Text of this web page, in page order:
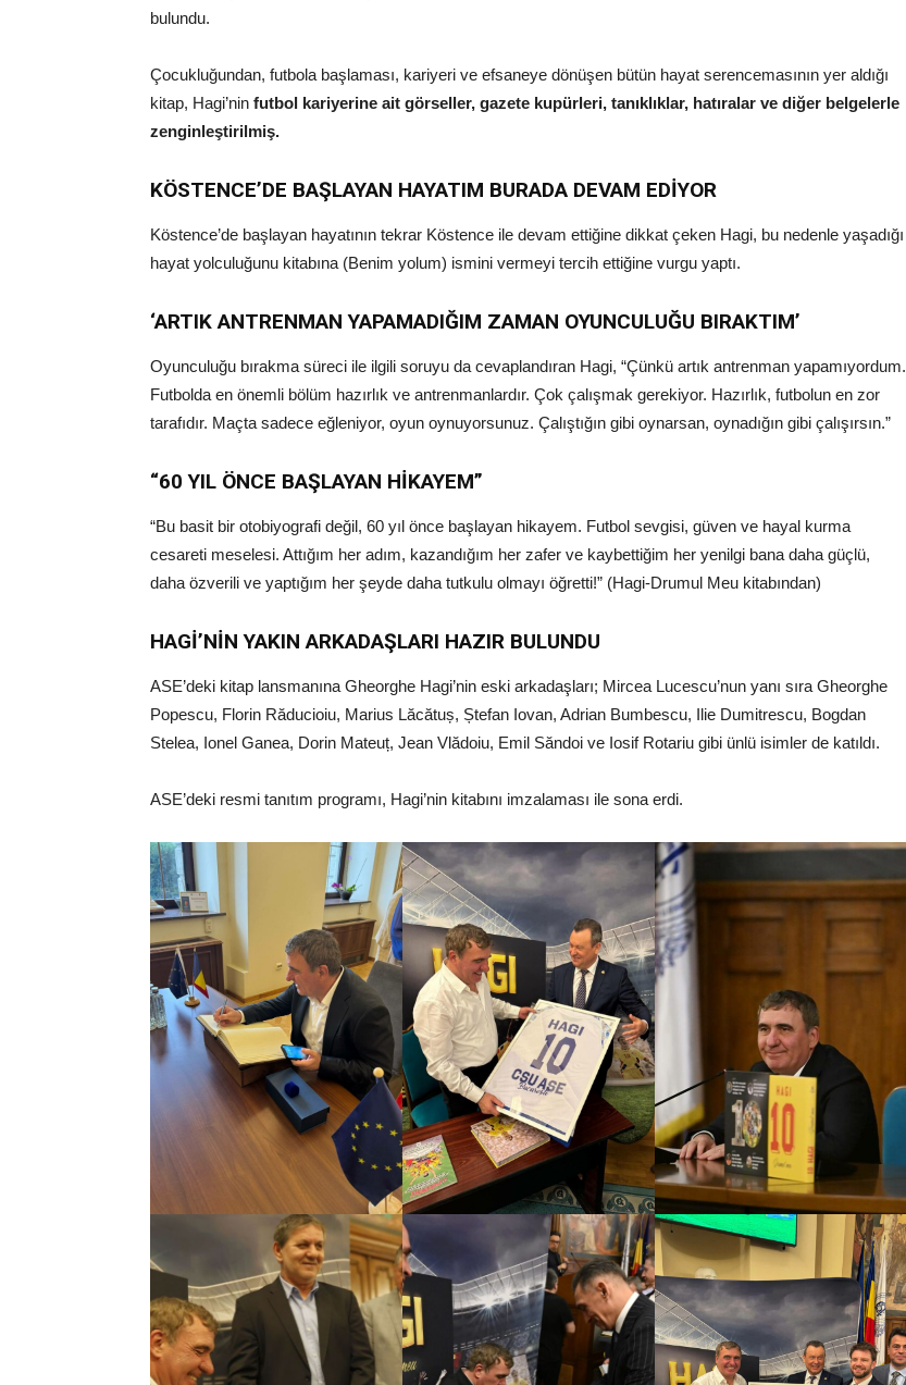
bulundu.
Çocukluğundan, futbola başlaması, kariyeri ve efsaneye dönüşen bütün hayat serencemasının yer aldığı
kitap, Hagi’nin futbol kariyerine ait görseller, gazete kupürleri, tanıklıklar, hatıralar ve diğer belgelerle
zenginleştirilmiş.
KÖSTENCE’DE BAŞLAYAN HAYATIM BURADA DEVAM EDİYOR
Köstence’de başlayan hayatının tekrar Köstence ile devam ettiğine dikkat çeken Hagi, bu nedenle yaşadığı
hayat yolculuğunu kitabına (Benim yolum) ismini vermeyi tercih ettiğine vurgu yaptı.
‘ARTIK ANTRENMAN YAPAMADIĞIM ZAMAN OYUNCULUĞU BIRAKTIM’
Oyunculuğu bırakma süreci ile ilgili soruyu da cevaplandıran Hagi, “Çünkü artık antrenman yapamıyordum.
Futbolda en önemli bölüm hazırlık ve antrenmanlardır. Çok çalışmak gerekiyor. Hazırlık, futbolun en zor
tarafıdır. Maçta sadece eğleniyor, oyun oynuyorsunuz. Çalıştığın gibi oynarsan, oynadığın gibi çalışırsın.”
“60 YIL ÖNCE BAŞLAYAN HİKAYEM”
“Bu basit bir otobiyografi değil, 60 yıl önce başlayan hikayem. Futbol sevgisi, güven ve hayal kurma
cesareti meselesi. Attığım her adım, kazandığım her zafer ve kaybettiğim her yenilgi bana daha güçlü,
daha özverili ve yaptığım her şeyde daha tutkulu olmayı öğretti!” (Hagi-Drumul Meu kitabından)
HAGİ’NİN YAKIN ARKADAŞLARI HAZIR BULUNDU
ASE’deki kitap lansmanına Gheorghe Hagi’nin eski arkadaşları; Mircea Lucescu’nun yanı sıra Gheorghe
Popescu, Florin Răducioiu, Marius Lăcătuș, Ștefan Iovan, Adrian Bumbescu, Ilie Dumitrescu, Bogdan
Stelea, Ionel Ganea, Dorin Mateuț, Jean Vlădoiu, Emil Săndoi ve Iosif Rotariu gibi ünlü isimler de katıldı.
ASE’deki resmi tanıtım programı, Hagi’nin kitabını imzalaması ile sona erdi.